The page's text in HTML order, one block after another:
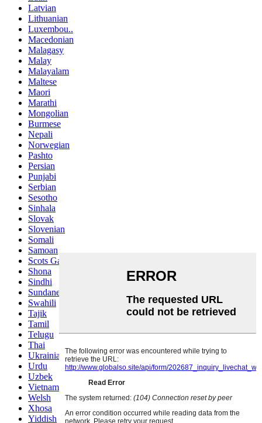
Latvian
Lithuanian
Luxembou..
Macedonian
Malagasy
Malay
Malayalam
Maltese
Maori
Marathi
Mongolian
Burmese
Nepali
Norwegian
Pashto
Persian
Punjabi
Serbian
Sesotho
Sinhala
Slovak
Slovenian
Somali
Samoan
Scots Gaelic
Shona
Sindhi
Sundanese
Swahili
Tajik
Tamil
Telugu
Thai
Ukrainian
Urdu
Uzbek
Vietnamese
Welsh
Xhosa
Yiddish